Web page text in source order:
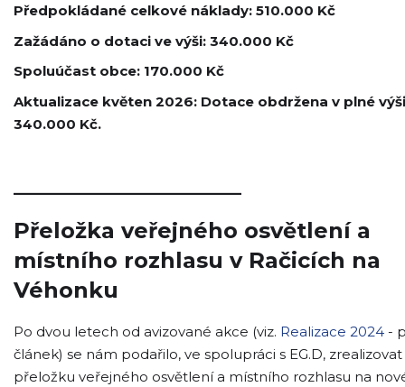
Předpokládané celkové náklady: 510.000 Kč
Zažádáno o dotaci ve výši: 340.000 Kč
Spoluúčast obce: 170.000 Kč
Aktualizace květen 2026: Dotace obdržena v plné výši
340.000 Kč.
_____________________
Přeložka veřejného osvětlení a
místního rozhlasu v Račicích na
Véhonku
Po dvou letech od avizované akce (viz. Realizace 2024 -
článek) se nám podařilo, ve spolupráci s EG.D, zrealizovat
přeložku veřejného osvětlení a místního rozhlasu na